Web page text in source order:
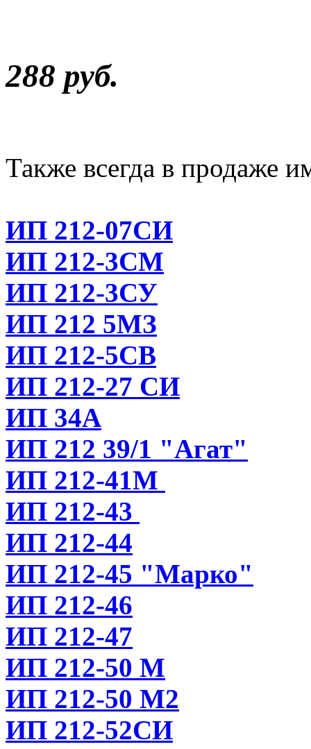
288 руб.
Также всегда в продаже
ИП 212-07СИ
ИП 212-3СМ
ИП 212-3СУ
ИП 212 5МЗ
ИП 212-5СВ
ИП 212-27 СИ
ИП 34А
ИП 212 39/1 "Агат"
ИП 212-41М
ИП 212-43
ИП 212-44
ИП 212-45 "Марко"
ИП 212-46
ИП 212-47
ИП 212-50 М
ИП 212-50 М2
ИП 212-52СИ